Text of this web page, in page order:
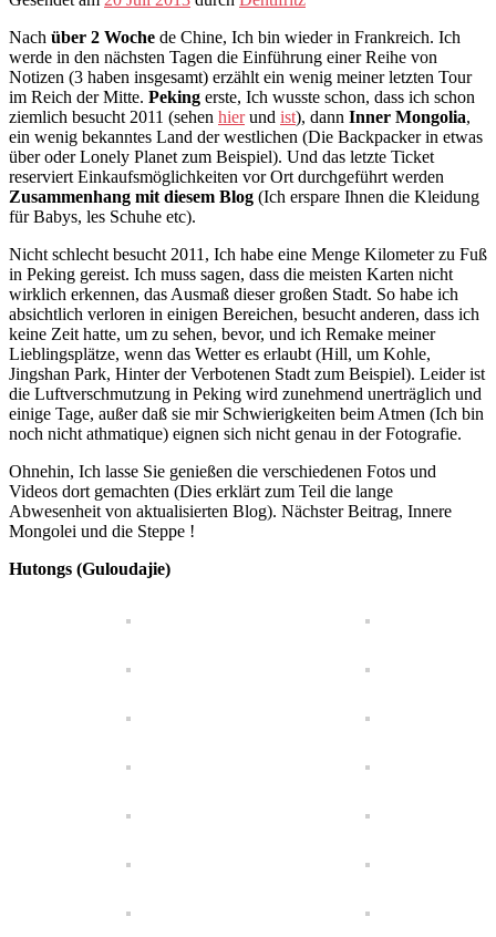
Nach über 2 Woche de Chine, Ich bin wieder in Frankreich. Ich
werde in den nächsten Tagen die Einführung einer Reihe von
Notizen (3 haben insgesamt) erzählt ein wenig meiner letzten Tour
im Reich der Mitte. Peking erste, Ich wusste schon, dass ich schon
ziemlich besucht 2011 (sehen hierund ist), dann Inner Mongolia,
ein wenig bekanntes Land der westlichen (Die Backpacker in etwas
über oder Lonely Planet zum Beispiel). Und das letzte Ticket
reserviert Einkaufsmöglichkeiten vor Ort durchgeführt werden
Zusammenhang mit diesem Blog (Ich erspare Ihnen die Kleidung
für Babys, les Schuhe etc).
Nicht schlecht besucht 2011, Ich habe eine Menge Kilometer zu Fuß
in Peking gereist. Ich muss sagen, dass die meisten Karten nicht
wirklich erkennen, das Ausmaß dieser großen Stadt. So habe ich
absichtlich verloren in einigen Bereichen, besucht anderen, dass ich
keine Zeit hatte, um zu sehen, bevor, und ich Remake meiner
Lieblingsplätze, wenn das Wetter es erlaubt (Hill, um Kohle,
Jingshan Park, Hinter der Verbotenen Stadt zum Beispiel). Leider ist
die Luftverschmutzung in Peking wird zunehmend unerträglich und
einige Tage, außer daß sie mir Schwierigkeiten beim Atmen (Ich bin
noch nicht athmatique) eignen sich nicht genau in der Fotografie.
Ohnehin, Ich lasse Sie genießen die verschiedenen Fotos und
Videos dort gemachten (Dies erklärt zum Teil die lange
Abwesenheit von aktualisierten Blog). Nächster Beitrag, Innere
Mongolei und die Steppe !
Hutongs (Guloudajie)